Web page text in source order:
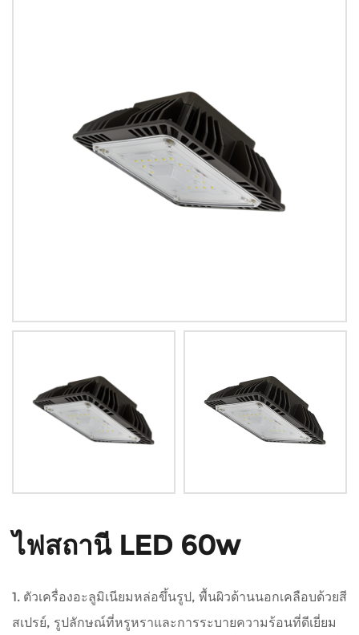
ไฟสถานี LED 60w
1. ตัวเครื่องอะลูมิเนียมหล่อขึ้นรูป, พื้นผิวด้านนอกเคลือบด้วยสี
สเปรย์, รูปลักษณ์ที่หรูหราและการระบายความร้อนที่ดีเยี่ยม